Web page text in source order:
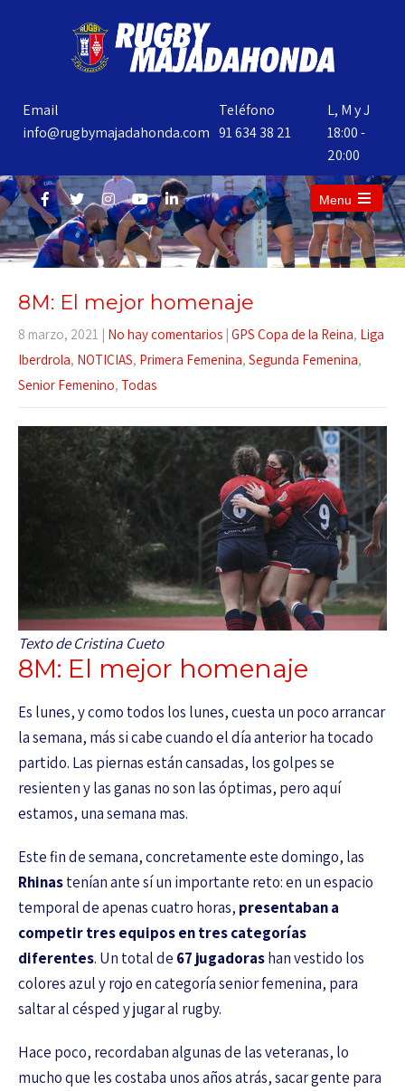
Email
info@rugbymajadahonda.com
Teléfono
91 634 38 21
L, M y J
18:00 -
20:00
Menu
8M: El mejor homenaje
8 marzo, 2021 | No hay comentarios | GPS Copa de la Reina, Liga
Iberdrola, NOTICIAS, Primera Femenina, Segunda Femenina,
Senior Femenino, Todas
Texto de Cristina Cueto
8M: El mejor homenaje
Es lunes, y como todos los lunes, cuesta un poco arrancar
la semana, más si cabe cuando el día anterior ha tocado
partido. Las piernas están cansadas, los golpes se
resienten y las ganas no son las óptimas, pero aquí
estamos, una semana mas.
Este fin de semana, concretamente este domingo, las
Rhinastenían ante sí un importante reto: en un espacio
temporal de apenas cuatro horas, presentaban a
competir tres equipos en tres categorías
diferentes. Un total de 67 jugadorashan vestido los
colores azul y rojo en categoría senior femenina, para
saltar al césped y jugar al rugby.
Hace poco, recordaban algunas de las veteranas, lo
mucho que les costaba unos años atrás, sacar gente para